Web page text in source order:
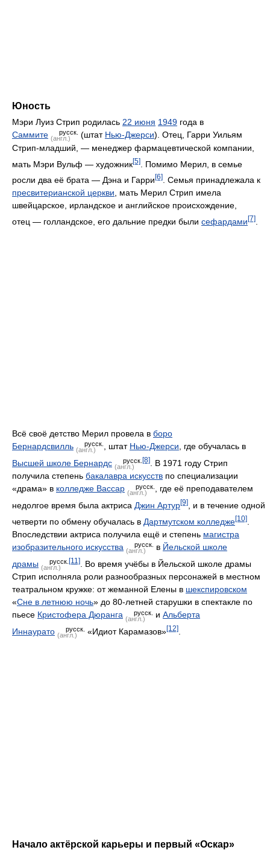
Юность
Мэри Луиз Стрип родилась 22 июня 1949 года в
Саммите (англ.)
русск. (штат Нью-Джерси). Отец, Гарри Уильям
Стрип-младший, — менеджер фармацевтической компании,
мать Мэри Вульф — художник[5]
. Помимо Мерил, в семье
росли два её брата — Дэна и Гарри [6]
. Семья принадлежала к
пресвитерианской церкви , мать Мерил Стрип имела
швейцарское, ирландское и английское происхождение,
отец — голландское, его дальние предки были сефардами[7]
Всё своё детство Мерил провела в боро
Бернардсвилль (англ.)
русск. , штат Нью-Джерси , где обучалась в
Высшей школе Бернардс (англ.)
русск. [8]. В 1971 году Стрип
получила степень бакалавра искусств по специализации
«драма» в колледже Вассар (англ.)
русск. , где её преподавателем
недолгое время была актриса Джин Артур[9]
, и в течение одной
четверти по обмену обучалась в Дартмутском колледже[10]
Впоследствии актриса получила ещё и степень магистра
изобразительного искусства (англ.)
русск. в Йельской школе
драмы (англ.)
русск. [11]. Во время учёбы в Йельской школе драмы
Стрип исполняла роли разнообразных персонажей в местном
театральном кружке: от жеманной Елены в шекспировском
«Сне в летнюю ночь» до 80-летней старушки в спектакле по
пьесе Кристофера Дюранга (англ.)
русск. и Альберта
Иннаурато (англ.)
русск. «Идиот Карамазов»[12].
Начало актёрской карьеры и первый «Оскар»